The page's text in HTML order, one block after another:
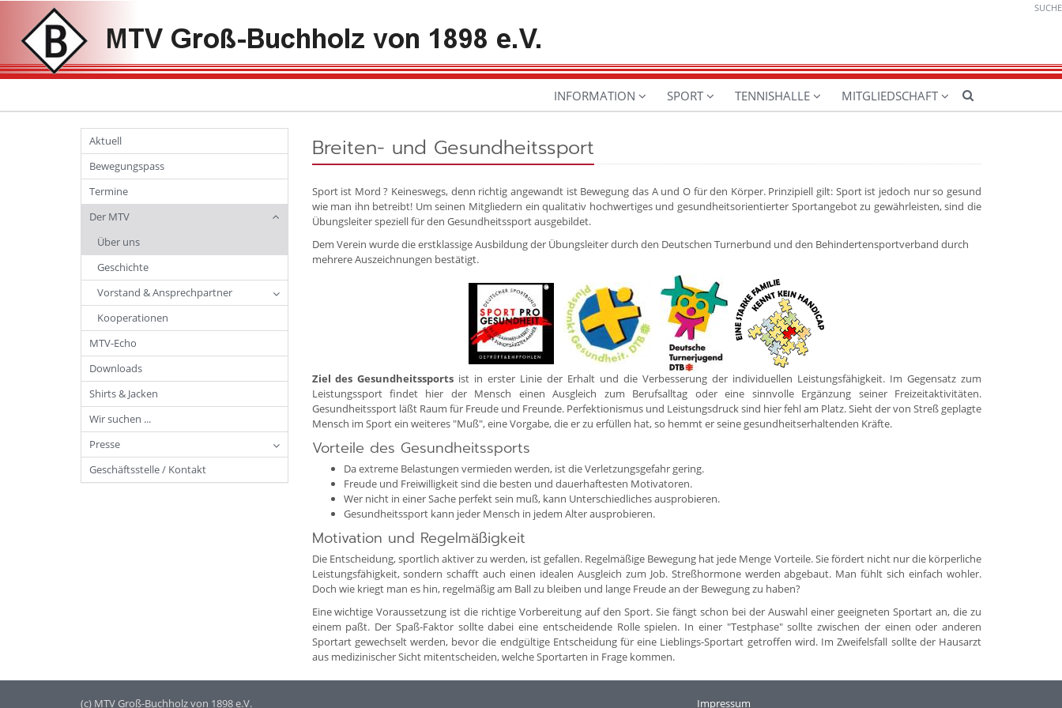
SUCHE
INFORMATION SPORT TENNISHALLE MITGLIEDSCHAFT
Aktuell
Bewegungspass
Termine
Der MTV
Über uns
Geschichte
Vorstand & Ansprechpartner
Kooperationen
MTV-Echo
Downloads
Shirts & Jacken
Wir suchen ...
Presse
Geschäftsstelle / Kontakt
Breiten- und Gesundheitssport
Sport ist Mord ? Keineswegs, denn richtig angewandt ist Bewegung das A und O für den Körper. Prinzipiell gilt: Sport ist jedoch nur so gesund
wie man ihn betreibt! Um seinen Mitgliedern ein qualitativ hochwertiges und gesundheitsorientierter Sportangebot zu gewährleisten, sind die
Übungsleiter speziell für den Gesundheitssport ausgebildet.
Dem Verein wurde die erstklassige Ausbildung der Übungsleiter durch den Deutschen Turnerbund und den Behindertensportverband durch
mehrere Auszeichnungen bestätigt.
Ziel des Gesundheitssports ist in erster Linie der Erhalt und die Verbesserung der individuellen Leistungsfähigkeit. Im Gegensatz zum
Leistungssport findet hier der Mensch einen Ausgleich zum Berufsalltag oder eine sinnvolle Ergänzung seiner Freizeitaktivitäten.
Gesundheitssport läßt Raum für Freude und Freunde. Perfektionismus und Leistungsdruck sind hier fehl am Platz. Sieht der von Streß geplagte
Mensch im Sport ein weiteres "Muß", eine Vorgabe, die er zu erfüllen hat, so hemmt er seine gesundheitserhaltenden Kräfte.
Vorteile des Gesundheitssports
Da extreme Belastungen vermieden werden, ist die Verletzungsgefahr gering.
Freude und Freiwilligkeit sind die besten und dauerhaftesten Motivatoren.
Wer nicht in einer Sache perfekt sein muß, kann Unterschiedliches ausprobieren.
Gesundheitssport kann jeder Mensch in jedem Alter ausprobieren.
Motivation und Regelmäßigkeit
Die Entscheidung, sportlich aktiver zu werden, ist gefallen. Regelmäßige Bewegung hat jede Menge Vorteile. Sie fördert nicht nur die körperliche
Leistungsfähigkeit, sondern schafft auch einen idealen Ausgleich zum Job. Streßhormone werden abgebaut. Man fühlt sich einfach wohler.
Doch wie kriegt man es hin, regelmäßig am Ball zu bleiben und lange Freude an der Bewegung zu haben?
Eine wichtige Voraussetzung ist die richtige Vorbereitung auf den Sport. Sie fängt schon bei der Auswahl einer geeigneten Sportart an, die zu
einem paßt. Der Spaß-Faktor sollte dabei eine entscheidende Rolle spielen. In einer "Testphase" sollte zwischen der einen oder anderen
Sportart gewechselt werden, bevor die endgültige Entscheidung für eine Lieblings-Sportart getroffen wird. Im Zweifelsfall sollte der Hausarzt
aus medizinischer Sicht mitentscheiden, welche Sportarten in Frage kommen.
(c) MTV Groß-Buchholz von 1898 e.V. Impressum